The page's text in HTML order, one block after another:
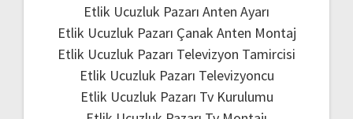
Etlik Ucuzluk Pazarı Anten Ayarı
Etlik Ucuzluk Pazarı Çanak Anten Montaj
Etlik Ucuzluk Pazarı Televizyon Tamircisi
Etlik Ucuzluk Pazarı Televizyoncu
Etlik Ucuzluk Pazarı Tv Kurulumu